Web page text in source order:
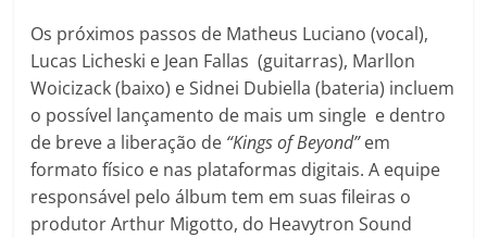
Os próximos passos de Matheus Luciano (vocal),
Lucas Licheski e Jean Fallas (guitarras), Marllon
Woicizack (baixo) e Sidnei Dubiella (bateria) incluem
o possível lançamento de mais um single e dentro
de breve a liberação de “Kings of Beyond”em
formato físico e nas plataformas digitais. A equipe
responsável pelo álbum tem em suas fileiras o
produtor Arthur Migotto, do Heavytron Sound